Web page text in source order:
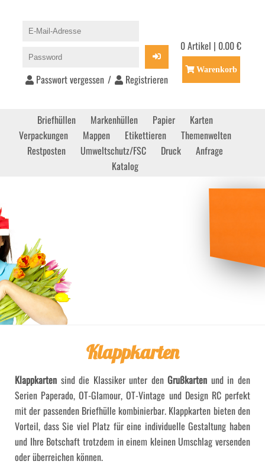
Passwort vergessen / Registrieren
0 Artikel | 0.00 €
Warenkorb
Briefhüllen Markenhüllen Papier
Karten
Verpackungen
Mappen Etikettieren
Themenwelten
Restposten
Umweltschutz/FSC Druck
Anfrage
Katalog
Klappkarten
Klappkarten sind die Klassiker unter denGrußkarten und in den
Serien Paperado, OT-Glamour, OT-Vintage und Design RC perfekt
mit der passenden Briefhülle kombinierbar. Klappkarten bieten den
Vorteil, dass Sie viel Platz für eine individuelle Gestaltung haben
und Ihre Botschaft trotzdem in einem kleinen Umschlag versenden
oder überreichen können.